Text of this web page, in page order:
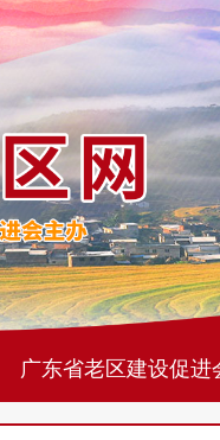
广东省老区建设促进